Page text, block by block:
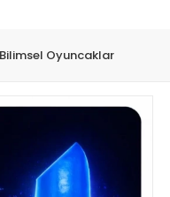
Oyuncaklar